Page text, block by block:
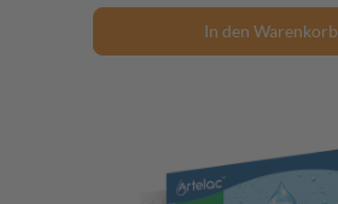
In den Warenkorb